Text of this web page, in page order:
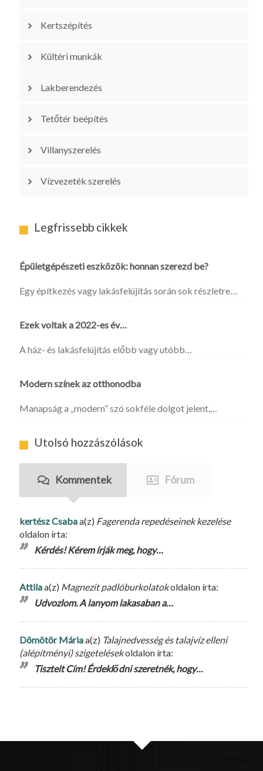
Kertszépítés
Kültéri munkák
Lakberendezés
Tetőtér beépítés
Villanyszerelés
Vízvezeték szerelés
Legfrissebb cikkek
Épületgépészeti eszközök: honnan szerezd be?
Egy építkezés vagy lakásfelújítás során sok részletre…
Ezek voltak a 2022-es év…
A ház- és lakásfelújítás előbb vagy utóbb…
Modern színek az otthonodba
Manapság a „modern” szó sokféle dolgot jelent,…
Utolsó hozzászólások
Kommentek Fórum
kertész Csabaa(z) Fagerenda repedéseinek kezelése
oldalon írta:
Kérdés! Kérem írják meg, hogy…
Attilaa(z) Magnezit padlóburkolatokoldalon írta:
Udvozlom. A lanyom lakasaban a…
Dömötör Máriaa(z) Talajnedvesség és talajvíz elleni
(alépítményi) szigetelésekoldalon írta:
Tisztelt Cím! Érdeklődni szeretnék, hogy…